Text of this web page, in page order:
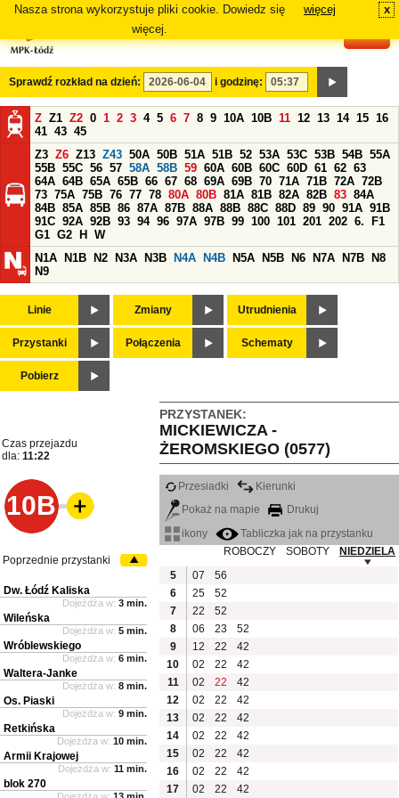
Nasza strona wykorzystuje pliki cookie. Dowiedz się
więcej.
więcej x
Sprawdź rozkład na dzień: i godzinę:
Z Z1 Z2 0 1 2 3 4 5 6 7 8 9 10A 10B 11 12 13 14 15 16
41 43 45
Z3 Z6 Z13 Z43 50A 50B 51A 51B 52 53A 53C 53B 54B 55A
55B 55C 56 57 58A 58B 59 60A 60B 60C 60D 61 62 63
64A 64B 65A 65B 66 67 68 69A 69B 70 71A 71B 72A 72B
73 75A 75B 76 77 78 80A 80B 81A 81B 82A 82B 83 84A
84B 85A 85B 86 87A 87B 88A 88B 88C 88D 89 90 91A 91B
91C 92A 92B 93 94 96 97A 97B 99 100 101 201 202 6.
F1
G1 G2 H
W
N1A
N1B N2 N3A N3B N4A N4B N5A N5B N6 N7A N7B
N8
N9
Linie Zmiany Utrudnienia
Przystanki Połączenia Schematy
Pobierz
PRZYSTANEK:
MICKIEWICZA -
ŻEROMSKIEGO (0577)
Czas przejazdu
dla: 11:22
10B
Przesiadki
Kierunki
Pokaż na mapie
Drukuj
ikony
Tabliczka jak na przystanku
ROBOCZY
SOBOTY
NIEDZIELA
5
07
56
6
25
52
7
22
52
8
06 23
52
9
12 22
42
10
02 22
42
11
02 22
42
12
02 22
42
13
02 22
42
14
02 22
42
15
02 22
42
16
02 22
42
17
02 22 42
Poprzednie przystanki
Dw. Łódź Kaliska
Dojeżdża w: 3 min.
Wileńska
Dojeżdża w: 5 min.
Wróblewskiego
Dojeżdża w: 6 min.
Waltera-Janke
Dojeżdża w: 8 min.
Os. Piaski
Dojeżdża w: 9 min.
Retkińska
Dojeżdża w: 10 min.
Armii Krajowej
Dojeżdża w: 11 min.
blok 270